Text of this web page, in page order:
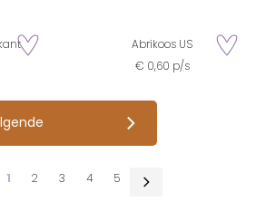
zet op verlanglijstje
Abrikoos US
€ 0,60 p/s
zet op
1 2 3 4 5